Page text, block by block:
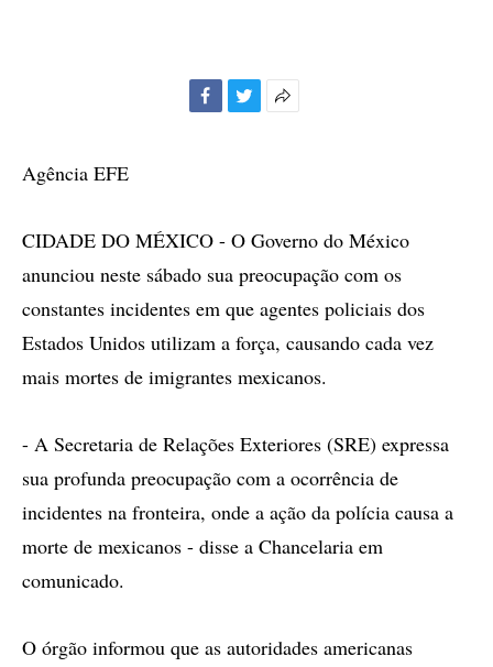
Agência EFE
CIDADE DO MÉXICO - O Governo do México
anunciou neste sábado sua preocupação com os
constantes incidentes em que agentes policiais dos
Estados Unidos utilizam a força, causando cada vez
mais mortes de imigrantes mexicanos.
- A Secretaria de Relações Exteriores (SRE) expressa
sua profunda preocupação com a ocorrência de
incidentes na fronteira, onde a ação da polícia causa a
morte de mexicanos - disse a Chancelaria em
comunicado.
O órgão informou que as autoridades americanas